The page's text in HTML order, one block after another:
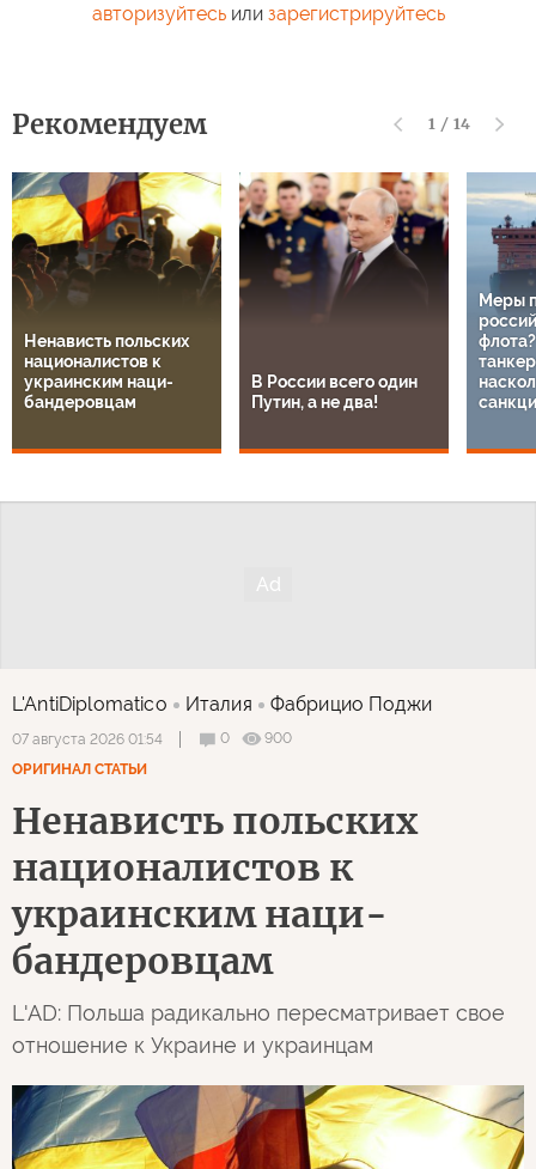
авторизуйтесьили зарегистрируйтесь
Рекомендуем 1 / 14
Ненависть польских
националистов к
украинским наци-
бандеровцам
В России всего один
Путин, а не два!
Меры
L'AntiDiplomatico Италия Фабрицио Поджи
07 августа 2026 01:54 0
900
ОРИГИНАЛ СТАТЬИ
Ненависть польских
националистов к
украинским наци-
бандеровцам
L'AD: Польша радикально пересматривает свое
отношение к Украине и украинцам